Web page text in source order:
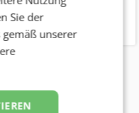
Sie der
unserer